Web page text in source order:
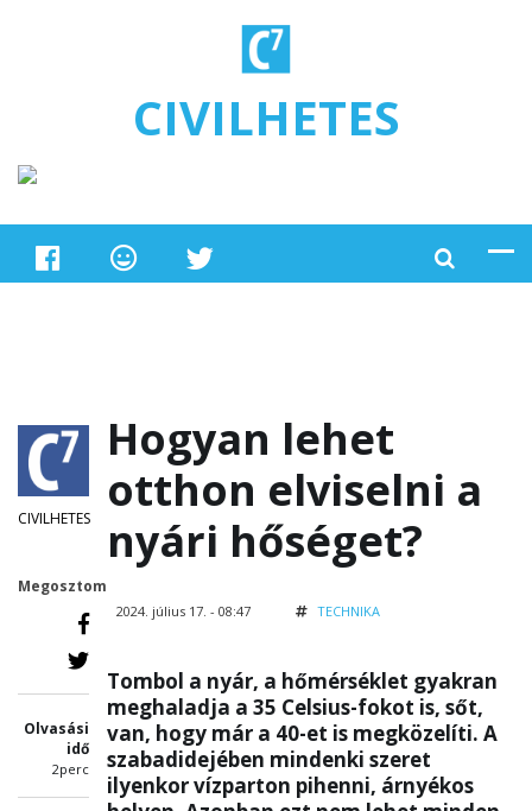
CIVILHETES
CIVILHETES
Megosztom
Olvasási
idő
2perc
Hogyan lehet
otthon elviselni a
nyári hőséget?
2024. július 17. - 08:47 TECHNIKA
Tombol a nyár, a hőmérséklet gyakran
meghaladja a 35 Celsius-fokot is, sőt,
van, hogy már a 40-et is megközelíti. A
szabadidejében mindenki szeret
ilyenkor vízparton pihenni, árnyékos